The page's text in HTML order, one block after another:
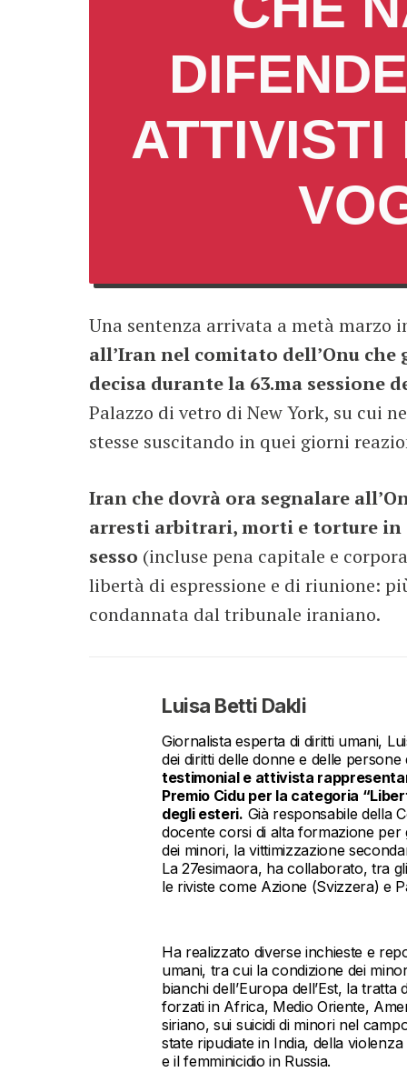
ATTIVISTI
Una sentenza arrivata a metà marzo
all’Iran nel comitato dell’Onu
decisa durante la 63.ma sessione
Palazzo di vetro di New York, su cui
stesse suscitando in quei giorni
Iran che dovrà ora segnalare
arresti arbitrari, morti e torture in
sesso (incluse pena capitale e
libertà di espressione e di riunione:
condannata dal tribunale iraniano.
Luisa Betti Dakli
Giornalista esperta di diritti umani,
dei diritti delle donne e delle
testimonial e attivista
Premio Cidu per la categoria
degli esteri. Già responsabile della
docente corsi di alta formazione per
dei minori, la vittimizzazione
La 27esimaora, ha collaborato, tra
le riviste come Azione (Svizzera) e
Ha realizzato diverse inchieste e
umani, tra cui la condizione dei
bianchi dell’Europa dell’Est, la
forzati in Africa, Medio Oriente,
siriano, sui suicidi di minori nel
state ripudiate in India, della
e il femminicidio in Russia.